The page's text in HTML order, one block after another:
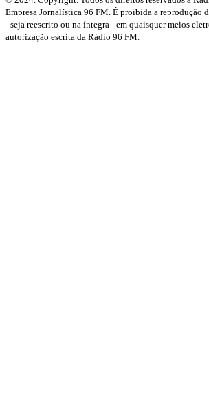
Empresa Jornalística 96 FM. É proibida a reprodução
- seja reescrito ou na íntegra - em quaisquer meios
autorização escrita da Rádio 96 FM.